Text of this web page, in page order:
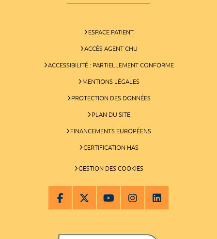
ESPACE PATIENT
ACCÈS AGENT CHU
ACCESSIBILITÉ : PARTIELLEMENT CONFORME
MENTIONS LÉGALES
PROTECTION DES DONNÉES
PLAN DU SITE
FINANCEMENTS EUROPÉENS
CERTIFICATION HAS
GESTION DES COOKIES